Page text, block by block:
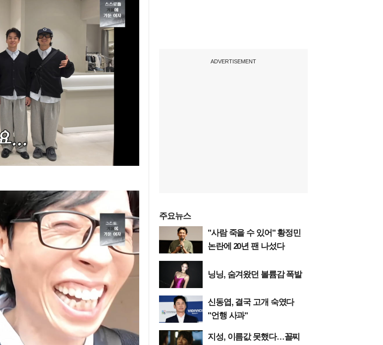
ADVERTISEMENT
주요뉴스
"사람 죽을 수 있어" 황정민
논란에 20년 팬 나섰다
닝닝, 숨겨왔던 볼륨감 폭발
신동엽, 결국 고개 숙였다
"언행 사과"
지성, 이름값 못했다…꼴찌